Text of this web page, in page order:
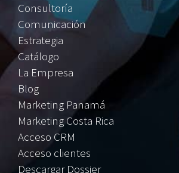
Consultoría
Comunicación
Estrategia
Catálogo
La Empresa
Blog
Marketing Panamá
Marketing Costa Rica
Acceso CRM
Acceso clientes
Descargar Dossier